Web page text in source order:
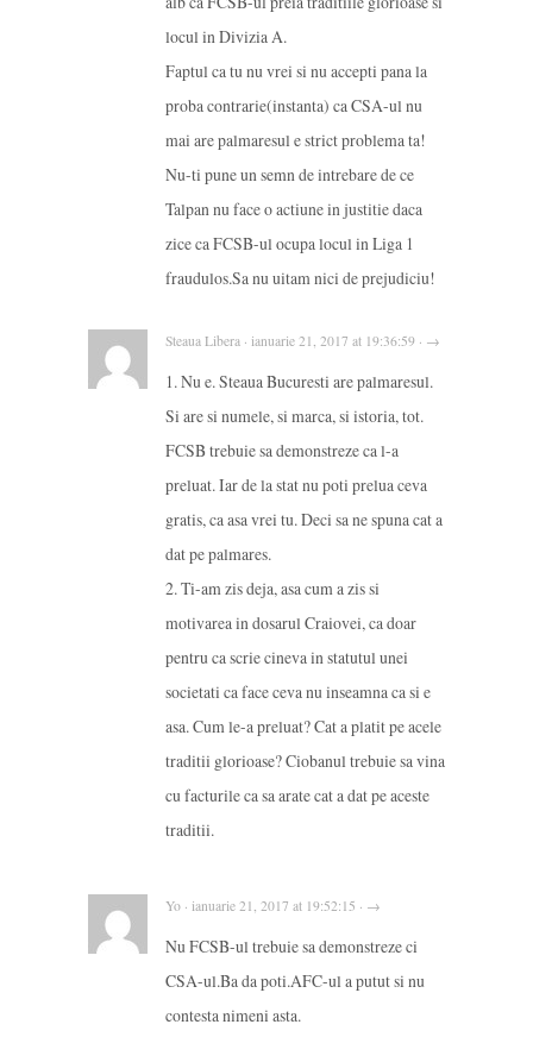
locul in Divizia A.
Faptul ca tu nu vrei si nu accepti pana la
proba contrarie(instanta) ca CSA-ul nu
mai are palmaresul e strict problema ta!
Nu-ti pune un semn de intrebare de ce
Talpan nu face o actiune in justitie daca
zice ca FCSB-ul ocupa locul in Liga 1
fraudulos.Sa nu uitam nici de prejudiciu!
Steaua Libera · ianuarie 21, 2017 at 19:36:59 · →
1. Nu e. Steaua Bucuresti are palmaresul.
Si are si numele, si marca, si istoria, tot.
FCSB trebuie sa demonstreze ca l-a
preluat. Iar de la stat nu poti prelua ceva
gratis, ca asa vrei tu. Deci sa ne spuna cat a
dat pe palmares.
2. Ti-am zis deja, asa cum a zis si
motivarea in dosarul Craiovei, ca doar
pentru ca scrie cineva in statutul unei
societati ca face ceva nu inseamna ca si e
asa. Cum le-a preluat? Cat a platit pe acele
traditii glorioase? Ciobanul trebuie sa vina
cu facturile ca sa arate cat a dat pe aceste
traditii.
Yo · ianuarie 21, 2017 at 19:52:15 · →
Nu FCSB-ul trebuie sa demonstreze ci
CSA-ul.Ba da poti.AFC-ul a putut si nu
contesta nimeni asta.